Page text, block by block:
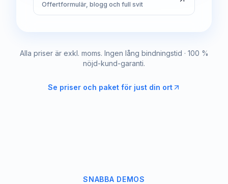
Offertformulär, blogg och full svit
Alla priser är exkl. moms. Ingen lång bindningstid · 100 %
nöjd-kund-garanti.
Se priser och paket för just din ort
SNABBA DEMOS